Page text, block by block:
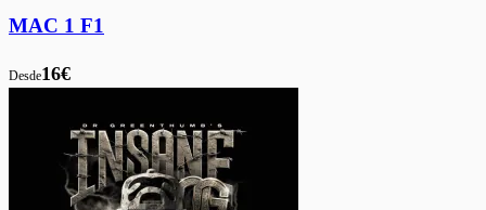
MAC 1 F1
Desde16€